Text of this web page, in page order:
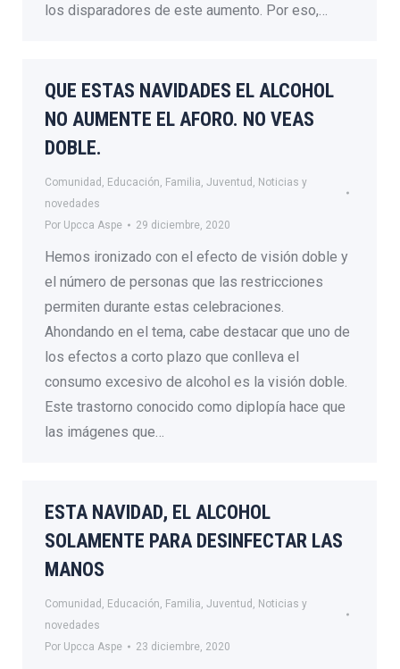
los disparadores de este aumento. Por eso,…
QUE ESTAS NAVIDADES EL ALCOHOL
NO AUMENTE EL AFORO. NO VEAS
DOBLE.
Comunidad , Educación, Familia, Juventud , Noticias y
novedades
Por Upcca Aspe 29 diciembre, 2020
Hemos ironizado con el efecto de visión doble y
el número de personas que las restricciones
permiten durante estas celebraciones.
Ahondando en el tema, cabe destacar que uno de
los efectos a corto plazo que conlleva el
consumo excesivo de alcohol es la visión doble.
Este trastorno conocido como diplopía hace que
las imágenes que…
ESTA NAVIDAD, EL ALCOHOL
SOLAMENTE PARA DESINFECTAR LAS
MANOS
Comunidad , Educación, Familia, Juventud , Noticias y
novedades
Por Upcca Aspe 23 diciembre, 2020